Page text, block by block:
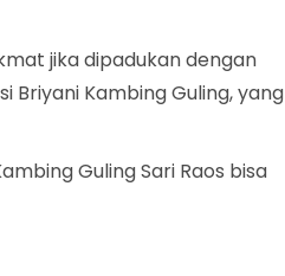
jika dipadukan dengan
Briyani Kambing Guling, yang
Guling Sari Raos bisa